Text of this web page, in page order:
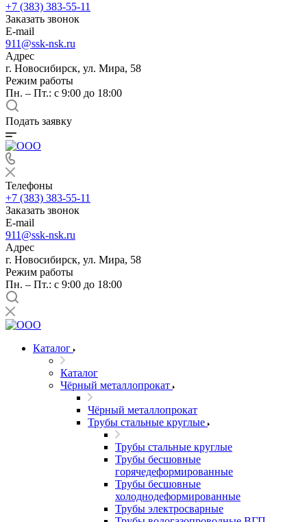
+7 (383) 383-55-11
Заказать звонок
E-mail
911@ssk-nsk.ru
Адрес
г. Новосибирск, ул. Мира, 58
Режим работы
Пн. – Пт.: с 9:00 до 18:00
Подать заявку
Телефоны
+7 (383) 383-55-11
Заказать звонок
E-mail
911@ssk-nsk.ru
Адрес
г. Новосибирск, ул. Мира, 58
Режим работы
Пн. – Пт.: с 9:00 до 18:00
Каталог
Каталог
Чёрный металлопрокат
Чёрный металлопрокат
Трубы стальные круглые
Трубы стальные круглые
Трубы бесшовные
горячедеформированные
Трубы бесшовные
холоднодеформированные
Трубы электросварные